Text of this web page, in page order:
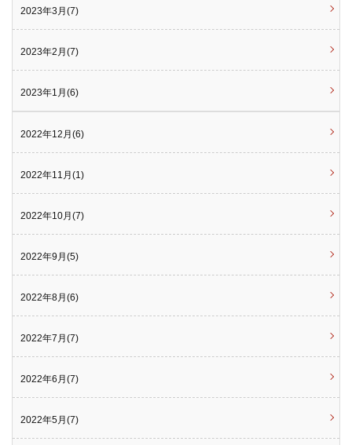
2023年3月(7)
2023年2月(7)
2023年1月(6)
2022年12月(6)
2022年11月(1)
2022年10月(7)
2022年9月(5)
2022年8月(6)
2022年7月(7)
2022年6月(7)
2022年5月(7)